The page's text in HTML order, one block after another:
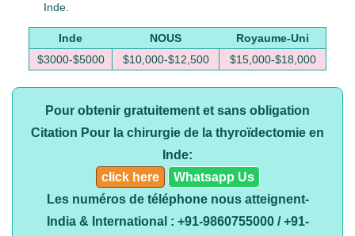
Inde.
Inde NOUS
Royaume-Uni
$3000-$5000
$10,000-$12,500 $15,000-$18,000
Pour obtenir gratuitement et sans obligation
Citation Pour la chirurgie de la thyroïdectomie en
Inde:
click here
Whatsapp Us
Les numéros de téléphone nous atteignent-
India & International : +91-9860755000 / +91-